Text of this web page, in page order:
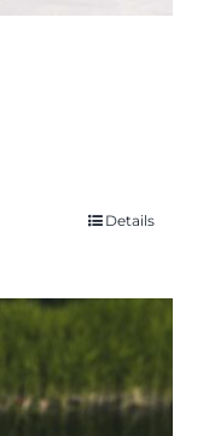
Details